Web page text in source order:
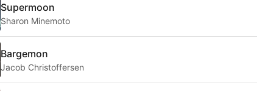
Supermoon
Sharon Minemoto
Bargemon
Jacob Christoffersen